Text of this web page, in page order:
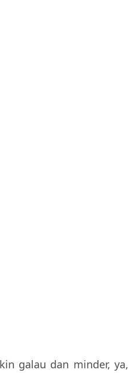
galau dan minder, ya,